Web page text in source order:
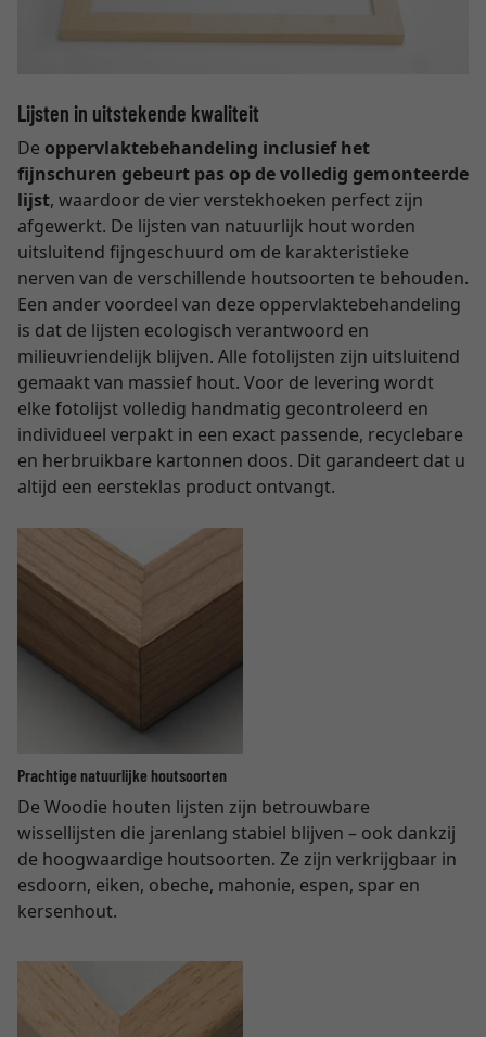
Lijsten in uitstekende kwaliteit
De oppervlaktebehandeling inclusief het
fijnschuren gebeurt pas op de volledig gemonteerde
lijst, waardoor de vier verstekhoeken perfect zijn
afgewerkt. De lijsten van natuurlijk hout worden
uitsluitend fijngeschuurd om de karakteristieke
nerven van de verschillende houtsoorten te behouden.
Een ander voordeel van deze oppervlaktebehandeling
is dat de lijsten ecologisch verantwoord en
milieuvriendelijk blijven. Alle fotolijsten zijn uitsluitend
gemaakt van massief hout. Voor de levering wordt
elke fotolijst volledig handmatig gecontroleerd en
individueel verpakt in een exact passende, recyclebare
en herbruikbare kartonnen doos. Dit garandeert dat u
altijd een eersteklas product ontvangt.
Prachtige natuurlijke houtsoorten
De Woodie houten lijsten zijn betrouwbare
wissellijsten die jarenlang stabiel blijven – ook dankzij
de hoogwaardige houtsoorten. Ze zijn verkrijgbaar in
esdoorn, eiken, obeche, mahonie, espen, spar en
kersenhout.